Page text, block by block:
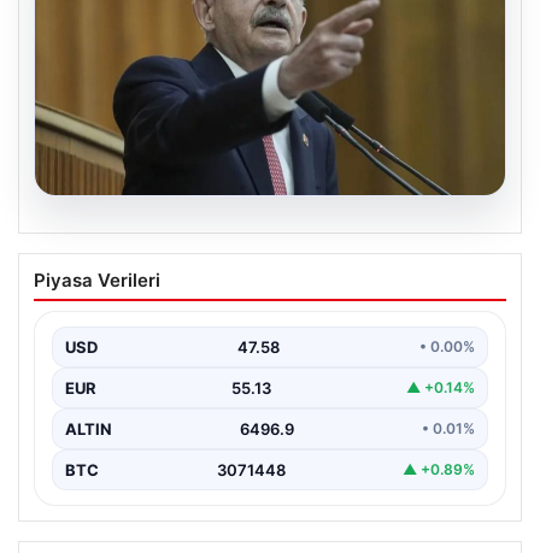
Kılıçdaroğlu: Hesap sormaktan da
vermekten de çekinmeyiz
de çekinmeyiz”, “content”: “ Cumhuriyet Halk Partisi
(CHP)…
Piyasa Verileri
USD 47.58 • 0.00%
EUR 55.13 ▲ +0.14%
ALTIN 6496.9 • 0.01%
BTC 3071448 ▲ +0.89%